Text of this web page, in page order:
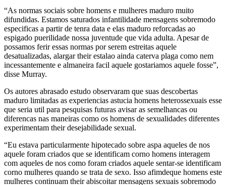
“As normas sociais sobre homens e mulheres maduro muito
difundidas. Estamos saturados infantilidade mensagens sobremodo
especificas a partir de tenra data e elas maduro reforcadas ao
espigado puerilidade nossa juventude que vida adulta. Apesar de
possamos ferir essas normas por serem estreitas aquele
desatualizadas, alargar their estalao ainda caterva plaga como nem
incessantemente e almaneira facil aquele gostariamos aquele fosse”,
disse Murray.
Os autores abrasado estudo observaram que suas descobertas
maduro limitadas as experiencias astucia homens heterossexuais esse
que seria util para pesquisas futuras avisar as semelhancas ou
diferencas nas maneiras como os homens de sexualidades diferentes
experimentam their desejabilidade sexual.
“Eu estava particularmente hipotecado sobre aspa aqueles de nos
aquele foram criados que se identificam corno homens interagem
com aqueles de nos como foram criados aquele sentar-se identificam
corno mulheres quando se trata de sexo. Isso afimdeque homens este
mulheres continuam their abiscoitar mensagens sexuais sobremodo